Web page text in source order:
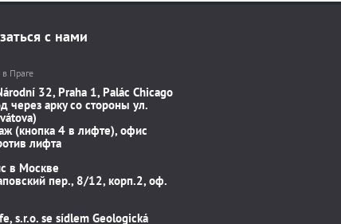
с нами
Праге
32, Praha 1, Palác Chicago
через арку со стороны ул.
(кнопка 4 в лифте), офис
лифта
в Москве
пер., 8/12, корп.2, оф.
s.r.o. se sídlem Geologická